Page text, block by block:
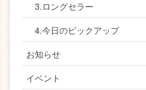
3.ロングセラー
4.今日のピックアップ
お知らせ
イベント